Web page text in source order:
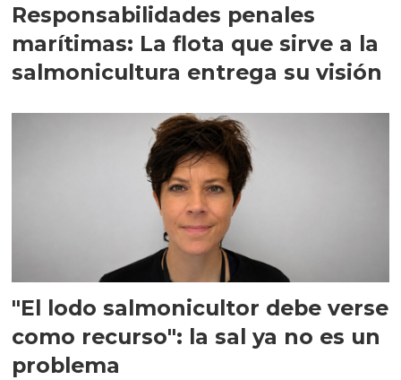
Responsabilidades penales
marítimas: La flota que sirve a la
salmonicultura entrega su visión
"El lodo salmonicultor debe verse
como recurso": la sal ya no es un
problema